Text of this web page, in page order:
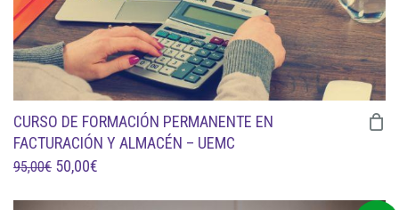
CURSO DE FORMACIÓN PERMANENTE EN
FACTURACIÓN Y ALMACÉN – UEMC
95,00€ EL
50,00€